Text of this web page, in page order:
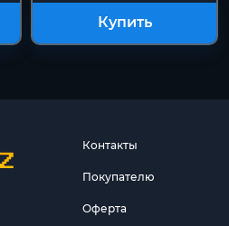
Купить
Контакты
Покупателю
Оферта